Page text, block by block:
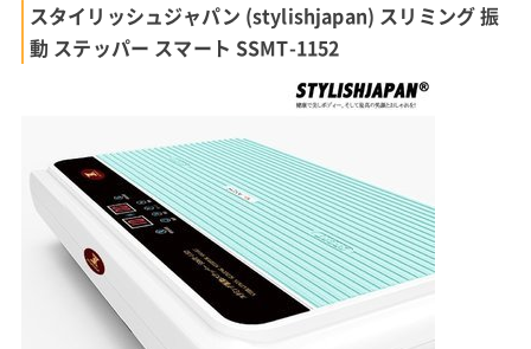
スタイリッシュジャパン (stylishjapan) スリミング 振
動 ステッパー スマート SSMT-1152